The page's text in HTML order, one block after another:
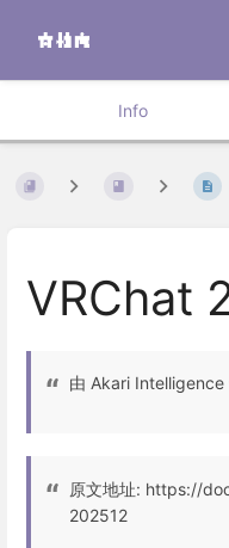
Info
VRChat
由 Akari
原文地址: https://
202512